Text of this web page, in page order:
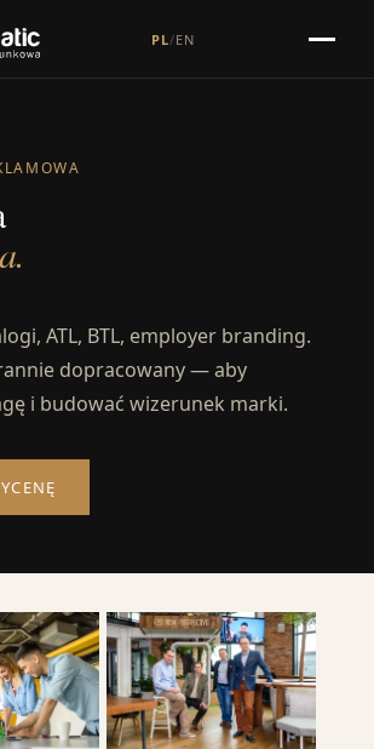
PL/EN
ATL, BTL, employer branding.
dopracowany — aby
i budować wizerunek marki.